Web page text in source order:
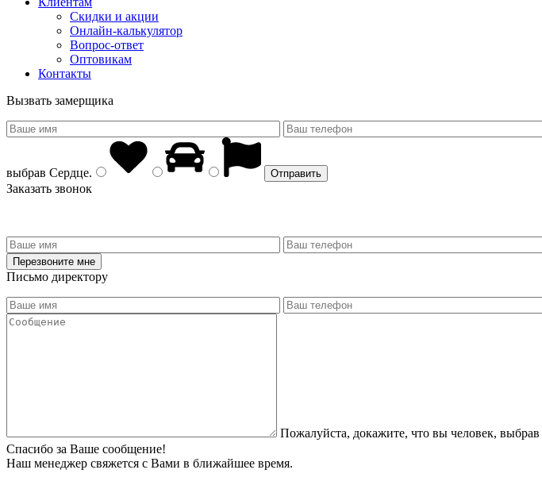
Скидки и акции
Онлайн-калькулятор
Вопрос-ответ
Оптовикам
Контакты
Вызвать замерщика
выбрав Сердце.
Заказать звонок
Письмо директору
Пожалуйста, докажите, что вы человек, выбрав
Спасибо за Ваше сообщение!
Наш менеджер свяжется с Вами в ближайшее время.